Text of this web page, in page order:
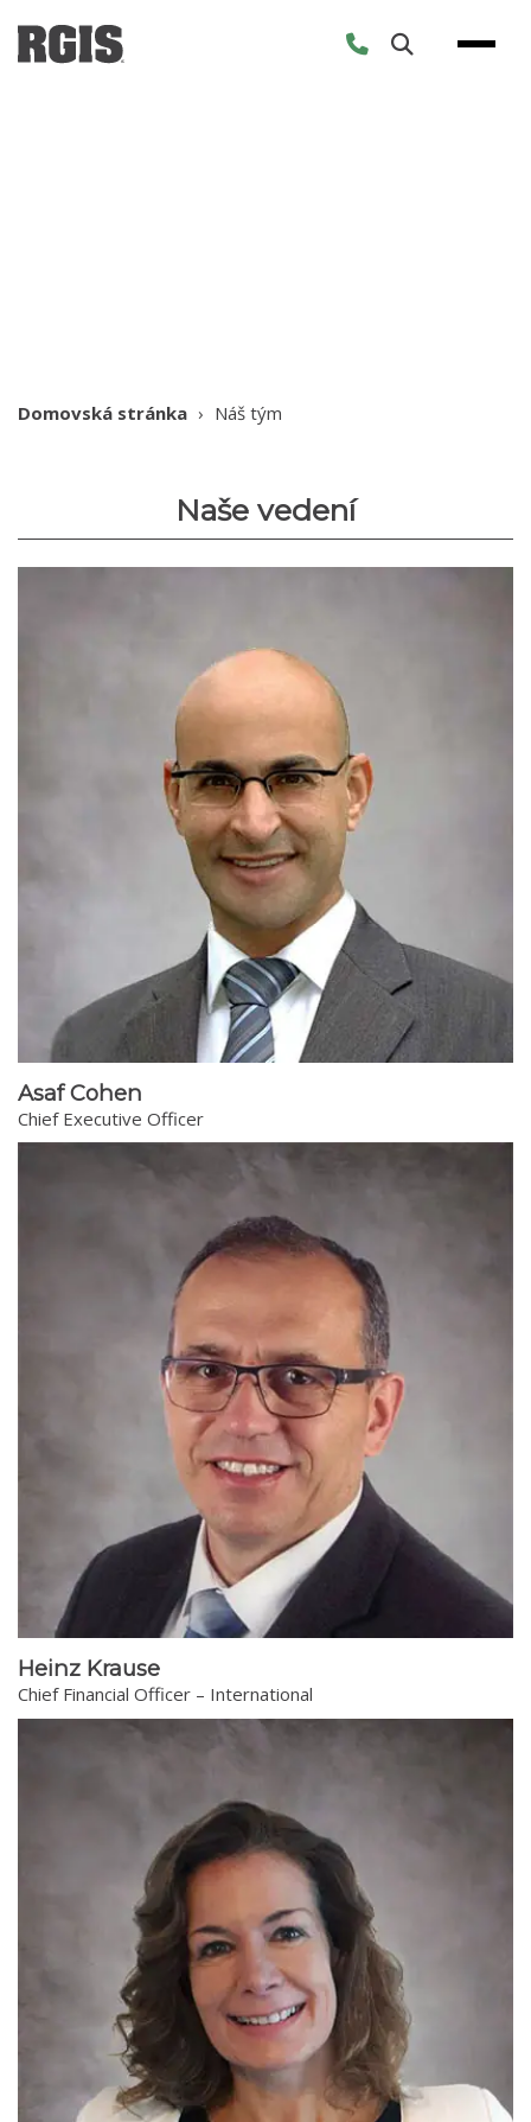
content
Domovská stránka › Náš tým
Naše vedení
Asaf Cohen
Chief Executive Officer
Heinz Krause
Chief Financial Officer – International